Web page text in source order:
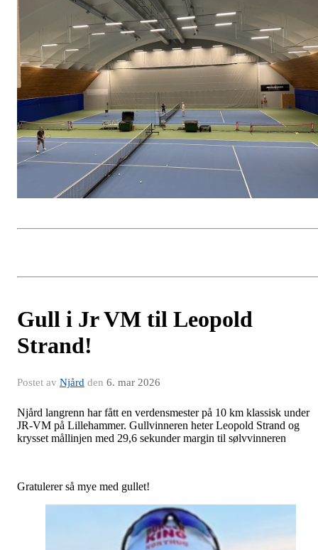
Gull i Jr VM til Leopold
Strand!
Postet av Njård den 6. mar 2026
Njård langrenn har fått en verdensmester på 10 km klassisk under
JR-VM på Lillehammer. Gullvinneren heter Leopold Strand og
krysset mållinjen med 29,6 sekunder margin til sølvvinneren
Gratulerer så mye med gullet!